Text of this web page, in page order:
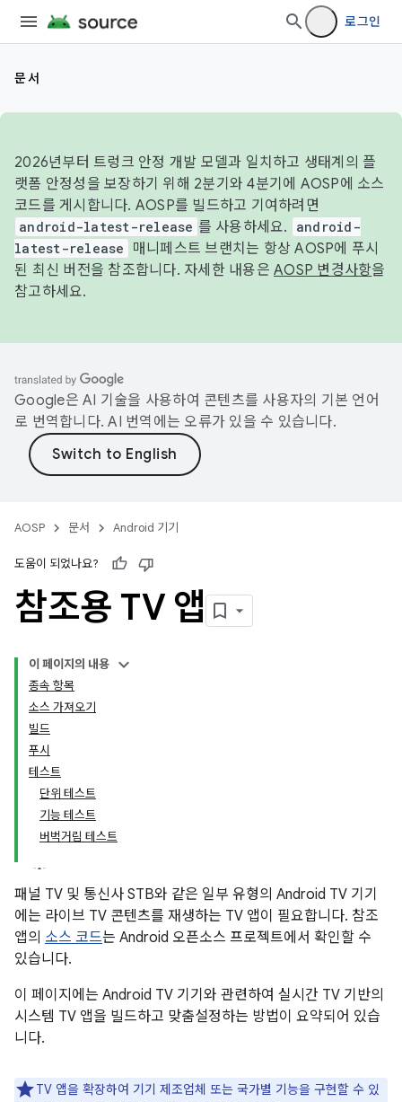
로그인
문서
2026년부터 트렁크 안정 개발 모델과 일치하고 생태계의 플
랫폼 안정성을 보장하기 위해 2분기와 4분기에 AOSP에 소스
코드를 게시합니다. AOSP를 빌드하고 기여하려면
android-latest-release 를 사용하세요.
android-
latest-release
매니페스트 브랜치는 항상 AOSP에 푸시
된 최신 버전을 참조합니다. 자세한 내용은 AOSP 변경사항을
참고하세요.
Google은 AI 기술을 사용하여 콘텐츠를 사용자의 기본 언어
로 번역합니다. AI 번역에는 오류가 있을 수 있습니다.
AOSP 문서 Android 기기
도움이 되었나요?
참조용 TV 앱
이 페이지의 내용
종속 항목
소스 가져오기
빌드
푸시
테스트
단위 테스트
기능 테스트
버벅거림 테스트
패널 TV 및 통신사 STB와 같은 일부 유형의 Android TV 기기
에는 라이브 TV 콘텐츠를 재생하는 TV 앱이 필요합니다. 참조
앱의 소스 코드는 Android 오픈소스 프로젝트에서 확인할 수
있습니다.
이 페이지에는 Android TV 기기와 관련하여 실시간 TV 기반의
시스템 TV 앱을 빌드하고 맞춤설정하는 방법이 요약되어 있습
니다.
TV 앱을 확장하여 기기 제조업체 또는 국가별 기능을 구현할 수 있